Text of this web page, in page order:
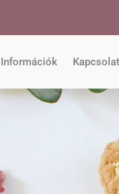
Információk Kapcsolat